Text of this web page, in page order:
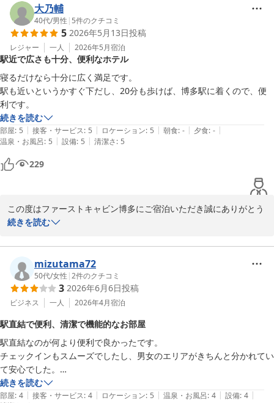
手伝いができるようスタッフ一同サービス向上に努めて参ります。
貴重なご意見をいただきましたことに感謝申し上げます。
ファーストキャビン博多
2026-05-30
大乃輔
40代/男性 | 5件のクチコミ
5 2026年5月13日投稿
レジャー 一人 2026年5月宿泊
駅近で広さも十分、便利なホテル
寝るだけなら十分に広く満足です。
駅も近いというかすぐ下だし、20分も歩けば、博多駅に着くので、便
利です。
続きを読む
部屋: 5 | 接客・サービス: 5 | ロケーション: 5 | 朝食: - | 夕食: - |
温泉・お風呂: 5 | 設備: 5 | 清潔さ: 5
229
この度はファーストキャビン博多にご宿泊いただき誠にありがとう
ございます。
当館の駅からのアクセスや、博多駅も徒歩圏内である点お喜びいた
だくことができ大変嬉しく思います。キャビン内も天井までの高さ
があるため、窮屈感は無くお休みいただけるかと思います。
今後ともお客様に快適に過ごしていただけるようスタッフ一同サー
ビス向上に努めて参ります。
ファーストキャビン博多
2026-05-15
続きを読む
mizutama72
50代/女性 |2件のクチコミ
3 2026年6月6日投稿
ビジネス 一人 2026年4月宿泊
駅直結で便利、清潔で機能的なお部屋
駅直結なのが何より便利で良かったです。
チェックインもスムーズでしたし、男女のエリアがきちんと分かれてい
て安心でした。
お部屋の中はお食事NGで、フロント横に飲食可能なスペースがあるの
ですが、できたらそこも女性専用スペースがあればもっと良かったで
続きを読む
部屋: 4 | 接客・サービス: 4 | ロケーション: 5 | 温泉・お風呂: 4 | 設備: 4 |